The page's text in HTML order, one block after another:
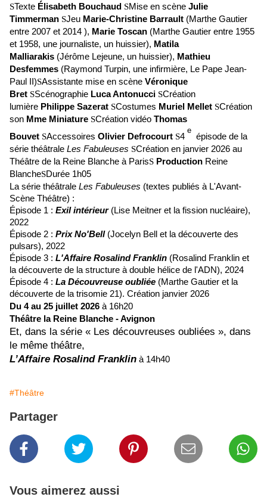
STexte Élisabeth Bouchaud SMise en scène Julie
Timmerman SJeu Marie-Christine Barrault (Marthe Gautier
entre 2007 et 2014 ), Marie Toscan (Marthe Gautier entre 1955
et 1958, une journaliste, un huissier), Matila
Malliarakis (Jérôme Lejeune, un huissier), Mathieu
Desfemmes (Raymond Turpin, une infirmière, Le Pape Jean-
Paul II)SAssistante mise en scène Véronique
Bret SScénographie Luca Antonucci SCréation
lumière Philippe Sazerat SCostumes Muriel Mellet SCréation
son Mme Miniature SCréation vidéo Thomas
Bouvet SAccessoires Olivier Defrocourt S4
e
épisode de la
série théâtrale Les Fabuleuses SCréation en janvier 2026 au
Théâtre de la Reine Blanche à ParisS Production Reine
BlancheSDurée 1h05
La série théâtrale Les Fabuleuses (textes publiés à L'Avant-
Scène Théâtre) :
Épisode 1 : Exil intérieur(Lise Meitner et la fission nucléaire),
2022
Épisode 2 : Prix No'Bell(Jocelyn Bell et la découverte des
pulsars), 2022
Épisode 3 : L'Affaire Rosalind Franklin (Rosalind Franklin et
la découverte de la structure à double hélice de l'ADN), 2024
Épisode 4 : La Découvreuse oubliée (Marthe Gautier et la
découverte de la trisomie 21). Création janvier 2026
Du 4 au 25 juillet 2026 à 16h20
Théâtre la Reine Blanche - Avignon
Et, dans la série « Les découvreuses oubliées », dans
le même théâtre,
L’Affaire Rosalind Franklin à 14h40
#Théâtre
Partager
Vous aimerez aussi